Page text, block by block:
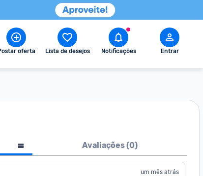
oferta Lista de desejos Notificações Entrar
Avaliações (0)
um mês atrás